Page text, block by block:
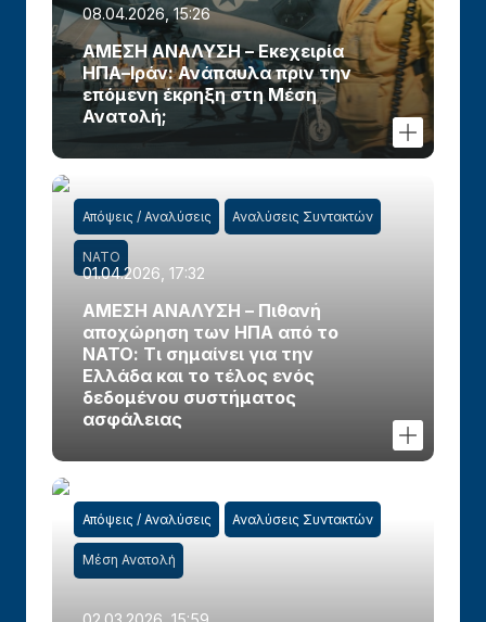
08.04.2026, 15:26
ΑΜΕΣΗ ΑΝΑΛΥΣΗ – Εκεχειρία
ΗΠΑ–Ιράν: Ανάπαυλα πριν την
επόμενη έκρηξη στη Μέση
Ανατολή;
Απόψεις / Αναλύσεις Αναλύσεις Συντακτών
ΝΑΤΟ
01.04.2026, 17:32
ΑΜΕΣΗ ΑΝΑΛΥΣΗ – Πιθανή
αποχώρηση των ΗΠΑ από το
ΝΑΤΟ: Τι σημαίνει για την
Ελλάδα και το τέλος ενός
δεδομένου συστήματος
ασφάλειας
Απόψεις / Αναλύσεις Αναλύσεις Συντακτών
Μέση Ανατολή